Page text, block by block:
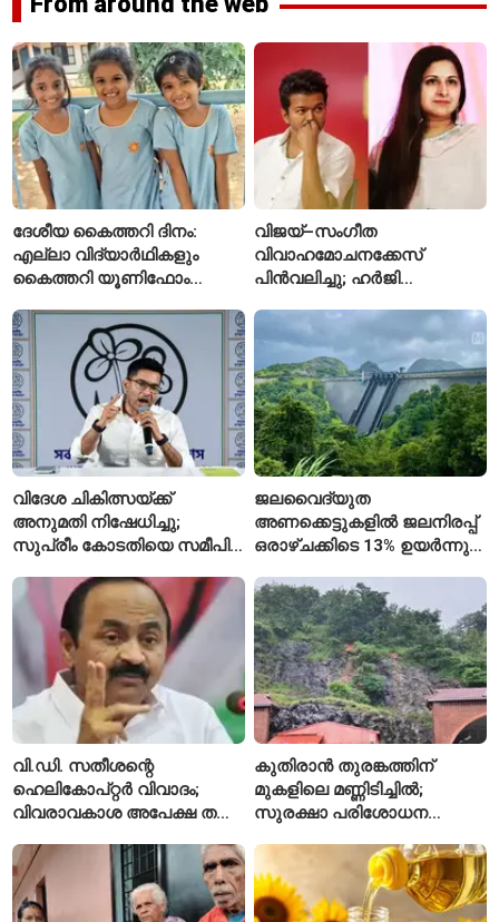
ദേശീയ കൈത്തറി ദിനം:
എല്ലാ വിദ്യാർഥികളും
കൈത്തറി യൂണിഫോം
സ്കൂൾ വേറിട്ട മാതൃക
വിജയ്–സംഗീത
വിവാഹമോചനക്കേസ്
പിൻവലിച്ചു; ഹർജി
അവസാനിപ്പിച്ച് കോടതി
വിദേശ ചികിത്സയ്ക്ക്
അനുമതി നിഷേധിച്ചു;
സുപ്രീം കോടതിയെ സമീപിച്ച്
ജലവൈദ്യുത
അണക്കെട്ടുകളിൽ ജലനിരപ്പ്
ഒരാഴ്ചക്കിടെ 13% ഉയർന്നു;
ഇപ്പോഴും കുറവ്
വി.ഡി. സതീശന്റെ
ഹെലികോപ്റ്റർ വിവാദം;
വിവരാവകാശ അപേക്ഷ തള്ളി
കുതിരാൻ തുരങ്കത്തിന്
മുകളിലെ മണ്ണിടിച്ചിൽ;
സുരക്ഷാ പരിശോധന